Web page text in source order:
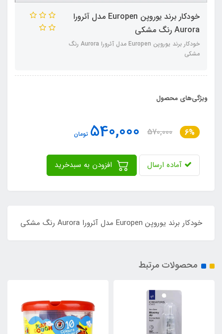
خودکار برند یوروپن Europen مدل آئرورا
Aurora رنگ مشکی
خودکار برند یوروپن Europen مدل آئرورا Aurora رنگ
مشکی
ویژگی‌های محصول
6%
570,000
540,000 تومان
آماده ارسال
خودکار برند یوروپن Europen مدل آئرورا Aurora رنگ مشکی
محصولات مرتبط